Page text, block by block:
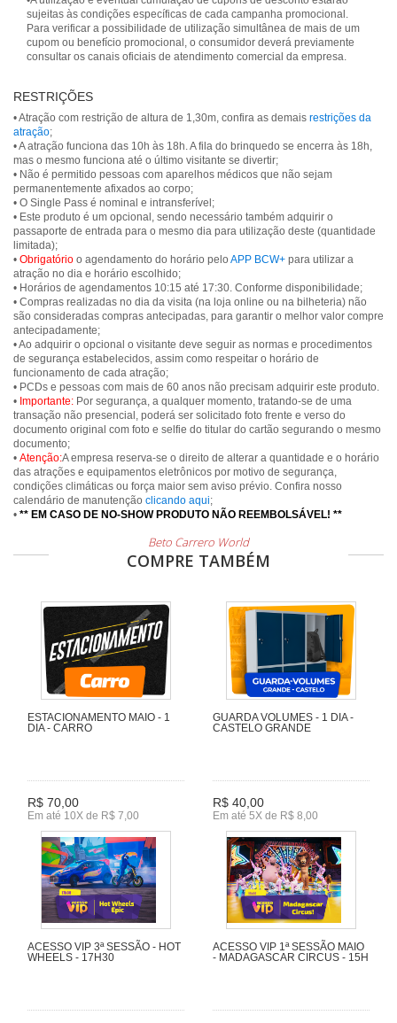
sujeitas às condições específicas de cada campanha promocional.
Para verificar a possibilidade de utilização simultânea de mais de um
cupom ou benefício promocional, o consumidor deverá previamente
consultar os canais oficiais de atendimento comercial da empresa.
RESTRIÇÕES
• Atração com restrição de altura de 1,30m, confira as demais restrições da
atração;
• A atração funciona das 10h às 18h. A fila do brinquedo se encerra às 18h,
mas o mesmo funciona até o último visitante se divertir;
• Não é permitido pessoas com aparelhos médicos que não sejam
permanentemente afixados ao corpo;
• O Single Pass é nominal e intransferível;
• Este produto é um opcional, sendo necessário também adquirir o
passaporte de entrada para o mesmo dia para utilização deste (quantidade
limitada);
• Obrigatório o agendamento do horário pelo APP BCW+ para utilizar a
atração no dia e horário escolhido;
• Horários de agendamentos 10:15 até 17:30. Conforme disponibilidade;
• Compras realizadas no dia da visita (na loja online ou na bilheteria) não
são consideradas compras antecipadas, para garantir o melhor valor compre
antecipadamente;
• Ao adquirir o opcional o visitante deve seguir as normas e procedimentos
de segurança estabelecidos, assim como respeitar o horário de
funcionamento de cada atração;
• PCDs e pessoas com mais de 60 anos não precisam adquirir este produto.
• Importante: Por segurança, a qualquer momento, tratando-se de uma
transação não presencial, poderá ser solicitado foto frente e verso do
documento original com foto e selfie do titular do cartão segurando o mesmo
documento;
• Atenção:A empresa reserva-se o direito de alterar a quantidade e o horário
das atrações e equipamentos eletrônicos por motivo de segurança,
condições climáticas ou força maior sem aviso prévio. Confira nosso
calendário de manutenção clicando aqui;
• ** EM CASO DE NO-SHOW PRODUTO NÃO REEMBOLSÁVEL! **
Beto Carrero World
COMPRE TAMBÉM
ESTACIONAMENTO MAIO - 1
DIA - CARRO
R$ 70,00
Em até 10X de R$ 7,00
GUARDA VOLUMES - 1 DIA -
CASTELO GRANDE
R$ 40,00
Em até 5X de R$ 8,00
ACESSO VIP 3ª SESSÃO - HOT
WHEELS - 17H30
ACESSO VIP 1ª SESSÃO MAIO
- MADAGASCAR CIRCUS - 15H